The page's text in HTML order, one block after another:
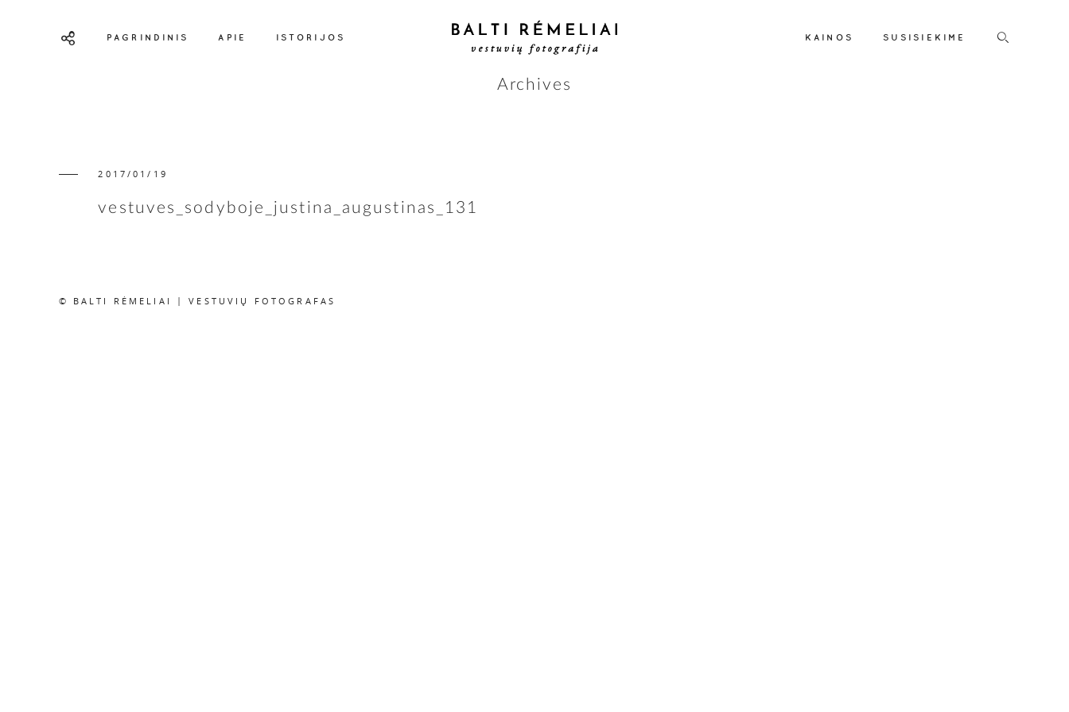
PAGRINDINIS APIE ISTORIJOS KAINOS SUSISIEKIME
Archives
2017/01/19
vestuves_sodyboje_justina_augustinas_131
© BALTI RĖMELIAI | VESTUVIŲ FOTOGRAFAS